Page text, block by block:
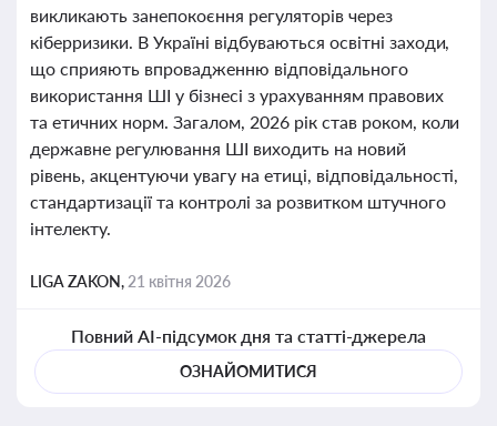
викликають занепокоєння регуляторів через
кіберризики. В Україні відбуваються освітні заходи,
що сприяють впровадженню відповідального
використання ШІ у бізнесі з урахуванням правових
та етичних норм. Загалом, 2026 рік став роком, коли
державне регулювання ШІ виходить на новий
рівень, акцентуючи увагу на етиці, відповідальності,
стандартизації та контролі за розвитком штучного
інтелекту.
LIGA ZAKON, 21 квітня 2026
Повний AI-підсумок дня та статті-джерела
ОЗНАЙОМИТИСЯ